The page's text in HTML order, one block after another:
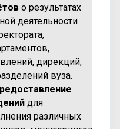
о результатах
деятельности
дирекций,
вуза.
для
различных